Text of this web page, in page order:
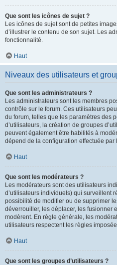
Que sont les icônes de sujet ?
Les icônes de sujet sont de petites
d’illustrer le contenu de son sujet. Les
fonctionnalité.
Haut
Niveaux des utilisateurs et
Que sont les administrateurs ?
Les administrateurs sont les membres
contrôle sur le forum. Ces utilisateurs
du forum, telles que les paramètres des
d’utilisateurs, la création de groupes
peuvent également être habilités à
dépend de la configuration effectuée par
Haut
Que sont les modérateurs ?
Les modérateurs sont des utilisateurs
d’utilisateurs individuels) qui surveillent
possibilité de modifier ou de supprimer
déverrouiller, les déplacer, les fusionner
modèrent. En règle générale, les
utilisateurs respectent les règles
Haut
Que sont les groupes d’utilisateurs ?